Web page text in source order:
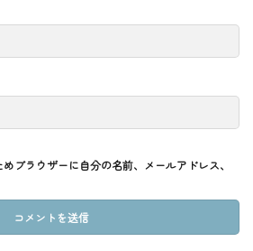
ブラウザーに自分の名前、メールアドレス、